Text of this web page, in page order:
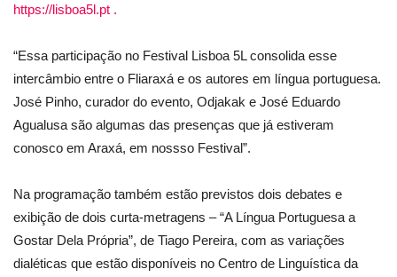
https://lisboa5l.pt .
“Essa participação no Festival Lisboa 5L consolida esse
intercâmbio entre o Fliaraxá e os autores em língua portuguesa.
José Pinho, curador do evento, Odjakak e José Eduardo
Agualusa são algumas das presenças que já estiveram
conosco em Araxá, em nossso Festival”.
Na programação também estão previstos dois debates e
exibição de dois curta-metragens – “A Língua Portuguesa a
Gostar Dela Própria”, de Tiago Pereira, com as variações
dialéticas que estão disponíveis no Centro de Linguística da